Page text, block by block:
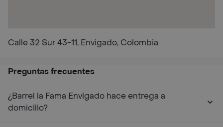
Calle 32 Sur 43-11, Envigado, Colombia
Preguntas frecuentes
¿Barrel la Fama Envigado hace entrega a
domicilio?